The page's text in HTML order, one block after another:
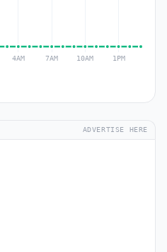
ADVERTISE HERE